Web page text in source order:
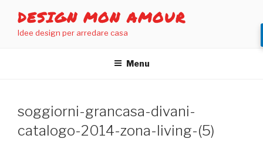
contenuto
DESIGN MON AMOUR
Idee design per arredare casa
Menu
soggiorni-grancasa-divani-
catalogo-2014-zona-living-(5)